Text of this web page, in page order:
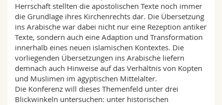
Herrschaft stellten die apostolischen Texte noch immer
die Grundlage ihres Kirchenrechts dar. Die Übersetzung
ins Arabische war dabei nicht nur eine Rezeption antiker
Texte, sondern auch eine Adaption und Transformation
innerhalb eines neuen islamischen Kontextes. Die
vorliegenden Übersetzungen ins Arabische liefern
demnach auch Hinweise auf das Verhältnis von Kopten
und Muslimen im ägyptischen Mittelalter.
Die Konferenz will dieses Themenfeld unter drei
Blickwinkeln untersuchen: unter historischen